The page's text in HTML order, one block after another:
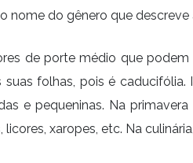
nome do gênero que
de porte médio que
suas folhas, pois é
e pequeninas. Na
licores, xaropes, etc. Na